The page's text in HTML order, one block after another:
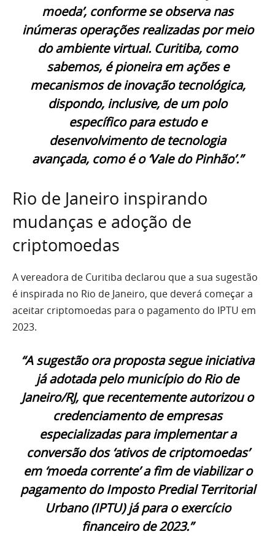
moeda’, conforme se observa nas
inúmeras operações realizadas por meio
do ambiente virtual. Curitiba, como
sabemos, é pioneira em ações e
mecanismos de inovação tecnológica,
dispondo, inclusive, de um polo
específico para estudo e
desenvolvimento de tecnologia
avançada, como é o ‘Vale do Pinhão’.”
Rio de Janeiro inspirando
mudanças e adoção de
criptomoedas
A vereadora de Curitiba declarou que a sua sugestão
é inspirada no Rio de Janeiro, que deverá começar a
aceitar criptomoedas para o pagamento do IPTU em
2023.
“A sugestão ora proposta segue iniciativa
já adotada pelo município do Rio de
Janeiro/RJ, que recentemente autorizou o
credenciamento de empresas
especializadas para implementar a
conversão dos ‘ativos de criptomoedas’
em ‘moeda corrente’ a fim de viabilizar o
pagamento do Imposto Predial Territorial
Urbano (IPTU) já para o exercício
financeiro de 2023.”